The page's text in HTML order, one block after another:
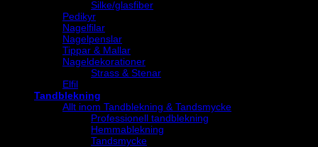
Silke/glasfiber
Pedikyr
Nagelfilar
Nagelpenslar
Tippar & Mallar
Nageldekorationer
Strass & Stenar
Elfil
Tandblekning
Allt inom Tandblekning & Tandsmycke
Professionell tandblekning
Hemmablekning
Tandsmycke